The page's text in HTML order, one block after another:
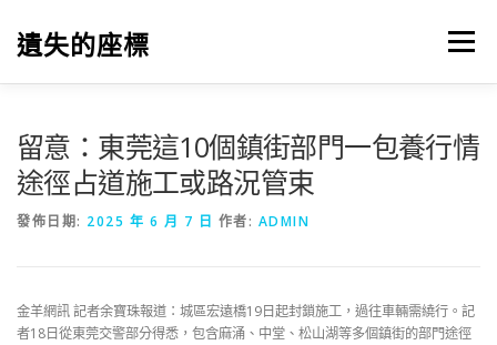
遺失的座標 選單
留意：東莞這10個鎮街部門一包養行情
途徑占道施工或路況管束
發佈日期: 2025 年 6 月 7 日 作者: ADMIN
金羊網訊 記者余寶珠報道：城區宏遠橋19日起封鎖施工，過往車輛需繞行。記
者18日從東莞交警部分得悉，包含麻涌、中堂、松山湖等多個鎮街的部門途徑